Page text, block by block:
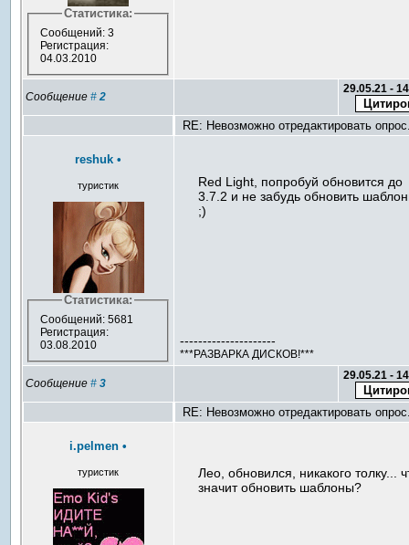
Статистика:
Сообщений: 3
Регистрация:
04.03.2010
Сообщение#2
29.05.21 -
RE: Невозможно отредактировать
reshuk •
туристик
Статистика:
Сообщений: 5681
Регистрация:
03.08.2010
Red Light, попробуй обновится до
3.7.2 и не забудь обновить
;)
---------------------
***РАЗВАРКА ДИСКОВ!***
Сообщение#3
29.05.21 -
RE: Невозможно отредактировать
i.pelmen •
туристик
Лео, обновился, никакого толку...
значит обновить шаблоны?